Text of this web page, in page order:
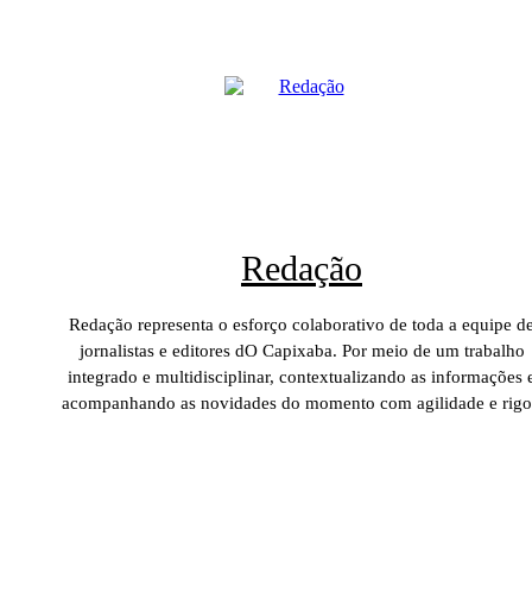
Redação
Redação representa o esforço colaborativo de toda a equipe
jornalistas e editores dO Capixaba. Por meio de um trabalho
integrado e multidisciplinar, contextualizando as informações
acompanhando as novidades do momento com agilidade e